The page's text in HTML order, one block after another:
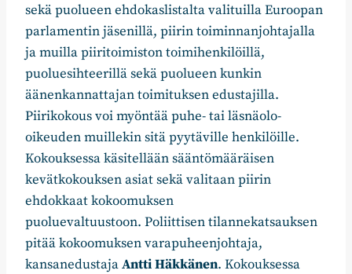
sekä puolueen ehdokaslistalta valituilla Euroopan
parlamentin jäsenillä, piirin toiminnanjohtajalla
ja muilla piiritoimiston toimihenkilöillä,
puoluesihteerillä sekä puolueen kunkin
äänenkannattajan toimituksen edustajilla.
Piirikokous voi myöntää puhe- tai läsnäolo-
oikeuden muillekin sitä pyytäville henkilöille.
Kokouksessa käsitellään sääntömääräisen
kevätkokouksen asiat sekä valitaan piirin
ehdokkaat kokoomuksen
puoluevaltuustoon. Poliittisen tilannekatsauksen
pitää kokoomuksen varapuheenjohtaja,
kansanedustajaAntti Häkkänen. Kokouksessa